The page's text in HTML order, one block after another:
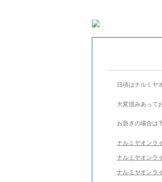
日頃はナルミヤ
大変混みあって
お急ぎの場合は
ナルミヤオンラ
ナルミヤオンラ
ナルミヤオンラ